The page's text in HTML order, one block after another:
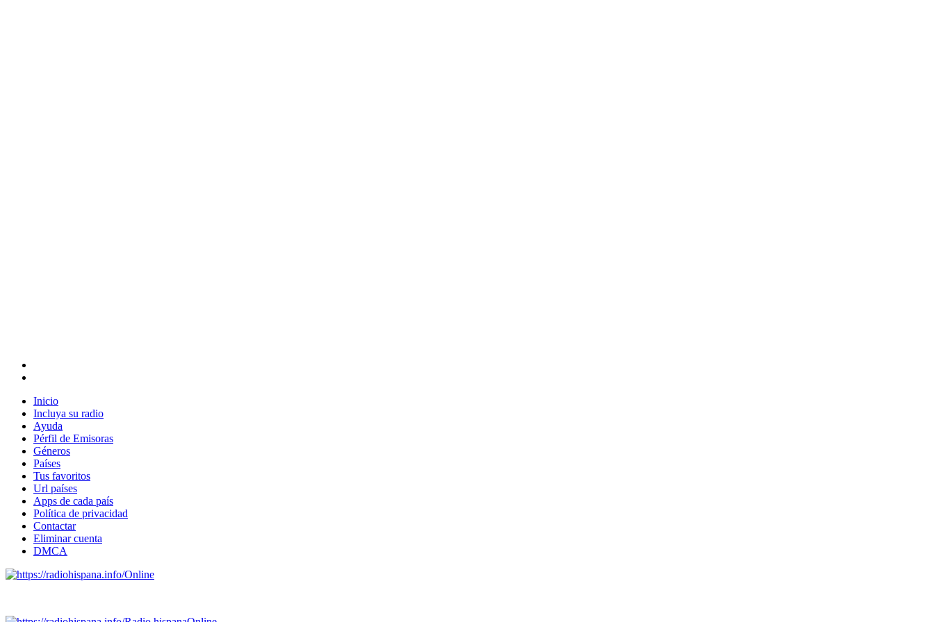
Inicio
Incluya su radio
Ayuda
Pérfil de Emisoras
Géneros
Países
Tus favoritos
Url países
Apps de cada país
Política de privacidad
Contactar
Eliminar cuenta
DMCA
Online